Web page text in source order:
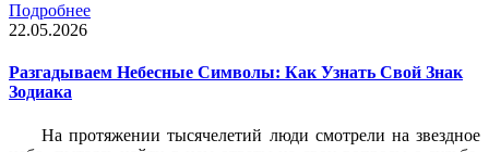
Подробнее
22.05.2026
Разгадываем Небесные Символы: Как Узнать Свой Знак
Зодиака
На протяжении тысячелетий люди смотрели на звездное